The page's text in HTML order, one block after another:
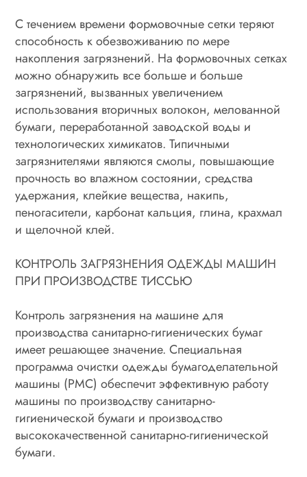
С течением времени формовочные сетки теряют
способность к обезвоживанию по мере
накопления загрязнений. На формовочных сетках
можно обнаружить все больше и больше
загрязнений, вызванных увеличением
использования вторичных волокон, мелованной
бумаги, переработанной заводской воды и
технологических химикатов. Типичными
загрязнителями являются смолы, повышающие
прочность во влажном состоянии, средства
удержания, клейкие вещества, накипь,
пеногасители, карбонат кальция, глина, крахмал
и щелочной клей.
КОНТРОЛЬ ЗАГРЯЗНЕНИЯ ОДЕЖДЫ МАШИН
ПРИ ПРОИЗВОДСТВЕ ТИССЬЮ
Контроль загрязнения на машине для
производства санитарно-гигиенических бумаг
имеет решающее значение. Специальная
программа очистки одежды бумагоделательной
машины (PMC) обеспечит эффективную работу
машины по производству санитарно-
гигиенической бумаги и производство
высококачественной санитарно-гигиенической
бумаги.